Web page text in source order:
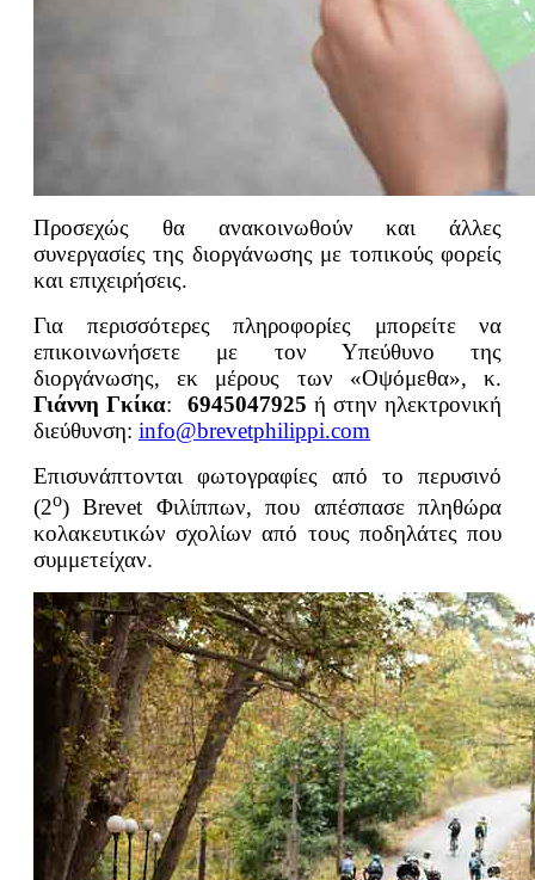
Προσεχώς θα ανακοινωθούν και άλλες
συνεργασίες της διοργάνωσης με τοπικούς φορείς
και επιχειρήσεις.
Για περισσότερες πληροφορίες μπορείτε να
επικοινωνήσετε με τον Υπεύθυνο της
διοργάνωσης, εκ μέρους των «Οψόμεθα», κ.
Γιάννη Γκίκα: 6945047925 ή στην ηλεκτρονική
διεύθυνση: info@brevetphilippi.com
Επισυνάπτονται φωτογραφίες από το περυσινό
(2ο) Brevet Φιλίππων, που απέσπασε πληθώρα
κολακευτικών σχολίων από τους ποδηλάτες που
συμμετείχαν.